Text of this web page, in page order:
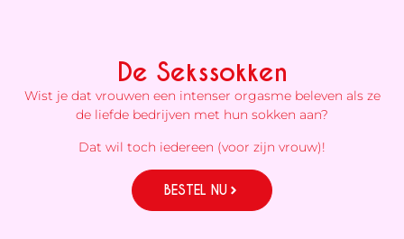
De Sekssokken
Wist je dat vrouwen een intenser orgasme beleven als ze
de liefde bedrijven met hun sokken aan?
Dat wil toch iedereen (voor zijn vrouw)!
BESTEL NU